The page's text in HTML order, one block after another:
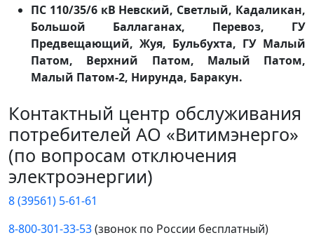
ПС 110/35/6 кВ Невский, Светлый, Кадаликан,
Большой Баллаганах, Перевоз, ГУ
Предвещающий, Жуя, Бульбухта, ГУ Малый
Патом, Верхний Патом, Малый Патом,
Малый Патом-2, Нирунда, Баракун.
Контактный центр обслуживания
потребителей АО «Витимэнерго»
(по вопросам отключения
электроэнергии)
8 (39561) 5-61-61
8-800-301-33-53(звонок по России бесплатный)